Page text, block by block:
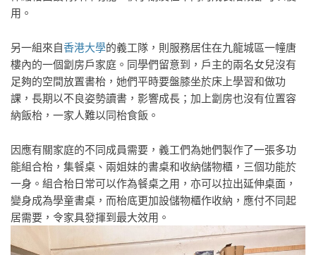
用。
另一組來自香港大學的義工隊，則服務居住在九龍城區一幢唐
樓內的一個劏房戶家庭。同學們留意到，戶主的兩名女兒沒有
足夠的空間放置書枱，她們平時要盤膝坐於床上學習和做功
課，長期以不良姿勢讀書，影響成長；加上劏房也沒有位置容
納飯枱，一家人難以同枱食飯。
因應有關家庭的不同成員需要，義工們為她們製作了一張多功
能組合枱，集餐桌、兩姐妹的書桌和收納儲物櫃，三個功能於
一身。組合枱日常可以作為餐桌之用，亦可以拉出延伸桌面，
變身成為學童書桌，而枱底更加設儲物櫃作收納，應付不同起
居需要，令家具發揮到最大效用。